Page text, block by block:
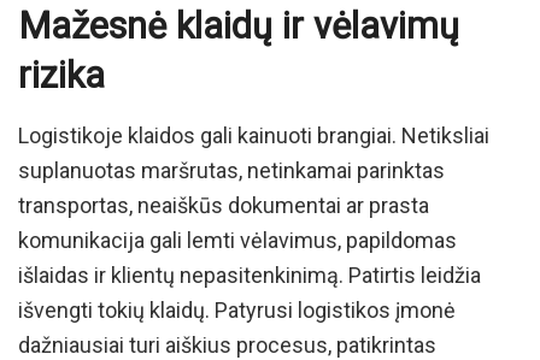
Mažesnė klaidų ir vėlavimų
rizika
Logistikoje klaidos gali kainuoti brangiai. Netiksliai
suplanuotas maršrutas, netinkamai parinktas
transportas, neaiškūs dokumentai ar prasta
komunikacija gali lemti vėlavimus, papildomas
išlaidas ir klientų nepasitenkinimą. Patirtis leidžia
išvengti tokių klaidų. Patyrusi logistikos įmonė
dažniausiai turi aiškius procesus, patikrintas